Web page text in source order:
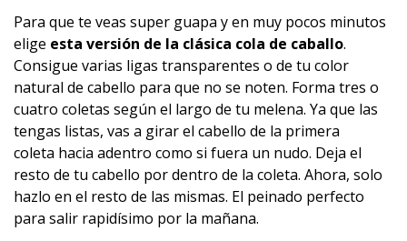
Para que te veas super guapa y en muy pocos minutos
elige esta versión de la clásica cola de caballo.
Consigue varias ligas transparentes o de tu color
natural de cabello para que no se noten. Forma tres o
cuatro coletas según el largo de tu melena. Ya que las
tengas listas, vas a girar el cabello de la primera
coleta hacia adentro como si fuera un nudo. Deja el
resto de tu cabello por dentro de la coleta. Ahora, solo
hazlo en el resto de las mismas. El peinado perfecto
para salir rapidísimo por la mañana.